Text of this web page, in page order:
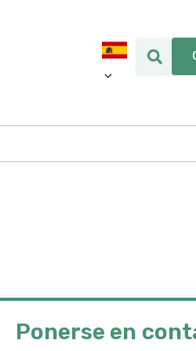
Ponerse en